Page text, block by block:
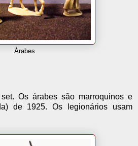
Árabes
Os árabes são marroquinos e
de 1925. Os legionários usam